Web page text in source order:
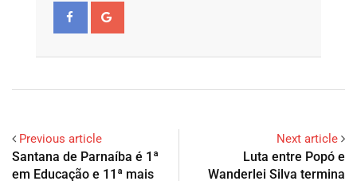
Previous article
Santana de Parnaíba é 1ª
em Educação e 11ª mais
Next article
Luta entre Popó e
Wanderlei Silva termina